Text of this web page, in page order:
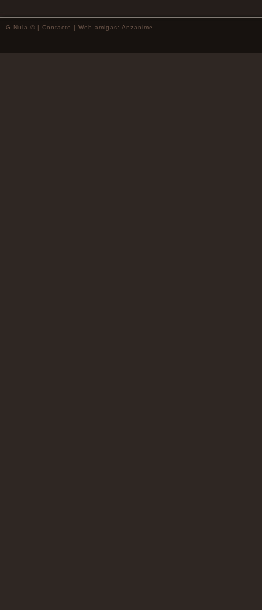
G Nula © | Contacto | Web amigas: Anzanime